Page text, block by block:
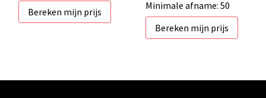
Bereken mijn prijs
Minimale afname: 50
Bereken mijn prijs